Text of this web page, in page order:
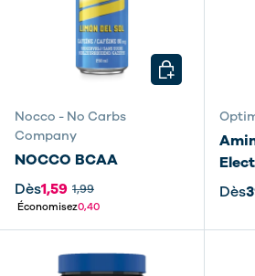
Nocco - No Carbs
Company
NOCCO BCAA
Dès1,59 1,99
Économisez0,40
CHOISIR LES
Dès